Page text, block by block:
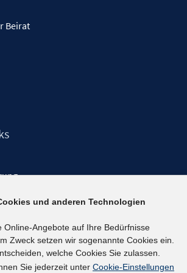
Beirat
und anderen Technologien
Online-Angebote auf Ihre Bedürfnisse
Zweck setzen wir sogenannte Cookies ein.
welche Cookies Sie zulassen.
Sie jederzeit unter Cookie-Einstellungen